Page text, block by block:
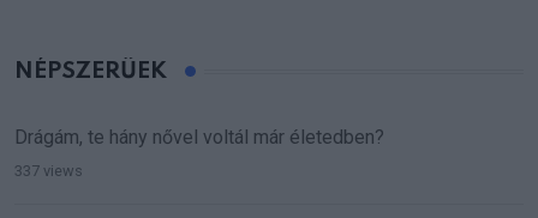
NÉPSZERŰEK
Drágám, te hány nővel voltál már életedben?
337 views